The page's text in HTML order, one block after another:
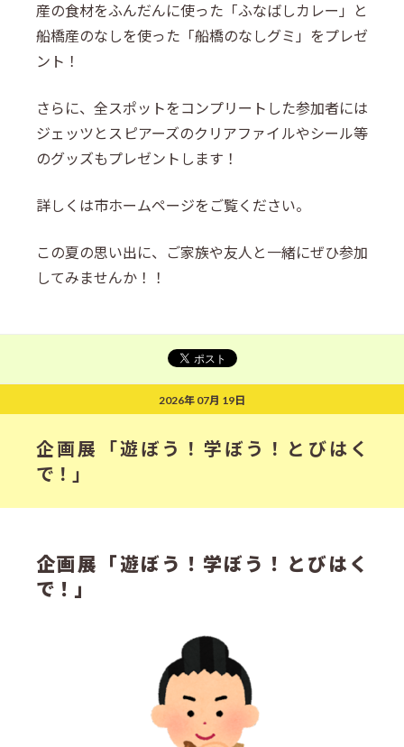
産の食材をふんだんに使った「ふなばしカレー」と
船橋産のなしを使った「船橋のなしグミ」をプレゼ
ント！
さらに、全スポットをコンプリートした参加者には
ジェッツとスピアーズのクリアファイルやシール等
のグッズもプレゼントします！
詳しくは市ホームページをご覧ください。
この夏の思い出に、ご家族や友人と一緒にぜひ参加
してみませんか！！
2026年 07月 19日
企画展「遊ぼう！学ぼう！とびはく
で！」
企画展「遊ぼう！学ぼう！とびはく
で！」